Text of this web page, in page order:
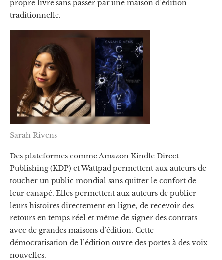
propre livre sans passer par une maison d’édition
traditionnelle.
Sarah Rivens
Des plateformes comme Amazon Kindle Direct
Publishing (KDP) et Wattpad permettent aux auteurs de
toucher un public mondial sans quitter le confort de
leur canapé. Elles permettent aux auteurs de publier
leurs histoires directement en ligne, de recevoir des
retours en temps réel et même de signer des contrats
avec de grandes maisons d’édition. Cette
démocratisation de l’édition ouvre des portes à des voix
nouvelles.